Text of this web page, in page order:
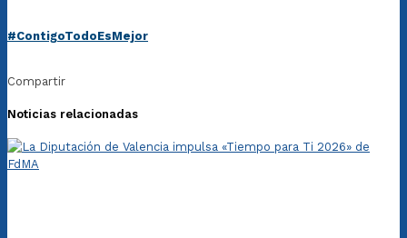
#ContigoTodoEsMejor
Compartir
Noticias relacionadas